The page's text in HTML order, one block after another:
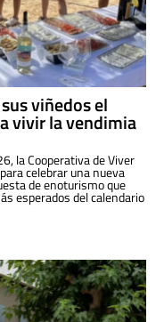
viñedos el
vivir la vendimia
la Cooperativa de Viver
celebrar una nueva
de enoturismo que
esperados del calendario